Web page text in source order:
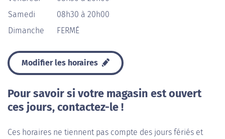
Samedi
08h30 à 20h00
Dimanche
FERMÉ
Modifier les horaires
Pour savoir si votre magasin est ouvert
ces jours, contactez-le !
Ces horaires ne tiennent pas compte des jours fériés et